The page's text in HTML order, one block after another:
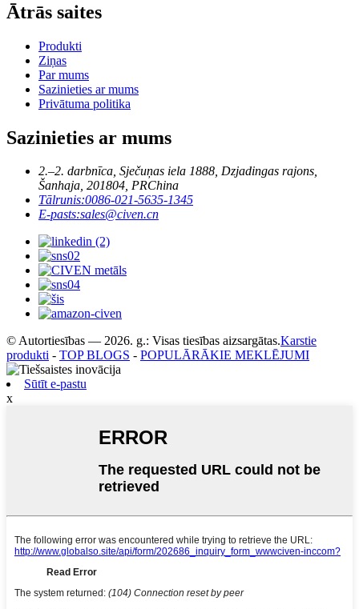
Ātrās saites
Produkti
Ziņas
Par mums
Sazinieties ar mums
Privātuma politika
Sazinieties ar mums
2.–2. darbnīca, Sječuņas iela 1888, Dzjadingas rajons,
Šanhaja, 201804, PRChina
Tālrunis:0086-021-5635-1345
E-pasts:sales@civen.cn
© Autortiesības — 2026. g.: Visas tiesības aizsargātas.Karstie
produkti - TOP BLOGS - POPULĀRĀKIE MEKLĒJUMI
Sūtīt e-pastu
x